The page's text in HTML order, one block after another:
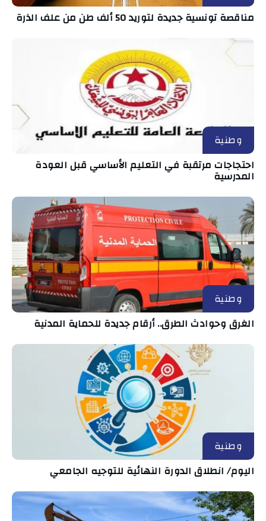
مناقصة تونسية جديدة لتوريد 50 ألف طن من علف الذرة
وطنية
احتجاجات مرتقبة في التعليم الأساسي قبل العودة
المدرسية
وطنية
الغرق وحوادث الطرق.. أرقام جديدة للحماية المدنية
وطنية
اليوم/ انطلاق الدورة النهائية للتوجيه الجامعي